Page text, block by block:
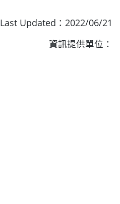
Last Updated：2022/06/21
資訊提供單位：